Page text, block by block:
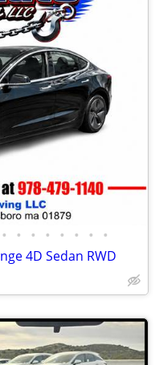
• • • • • • • •
4D Sedan RWD